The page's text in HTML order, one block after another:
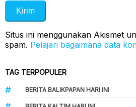
Situs ini menggunakan Akismet
spam. Pelajari bagaimana data
TAG TERPOPULER
BERITA BALIKPAPAN HARI INI